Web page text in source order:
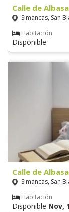
Calle de
Simancas, San
Habitación
Disponible
Calle de
Simancas, San
Habitación
Disponible Nov,